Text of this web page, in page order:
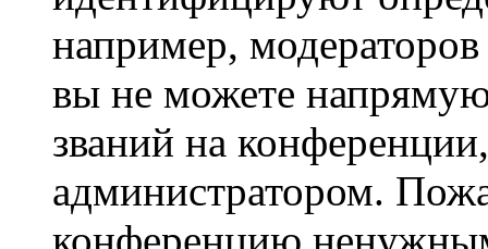
например,
вы не можете
званий на
администратором.